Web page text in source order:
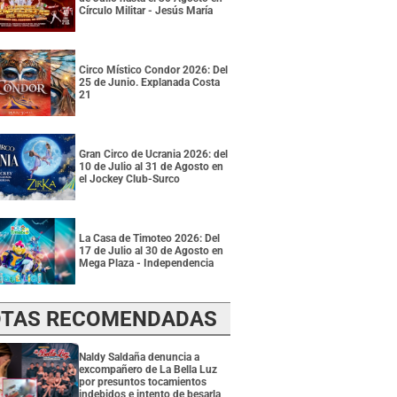
Círculo Militar - Jesús María
Circo Místico Condor 2026: Del
25 de Junio. Explanada Costa
21
Gran Circo de Ucrania 2026: del
10 de Julio al 31 de Agosto en
el Jockey Club-Surco
La Casa de Timoteo 2026: Del
17 de Julio al 30 de Agosto en
Mega Plaza - Independencia
RECOMENDADAS
Naldy Saldaña denuncia a
excompañero de La Bella Luz
por presuntos tocamientos
indebidos e intento de besarla